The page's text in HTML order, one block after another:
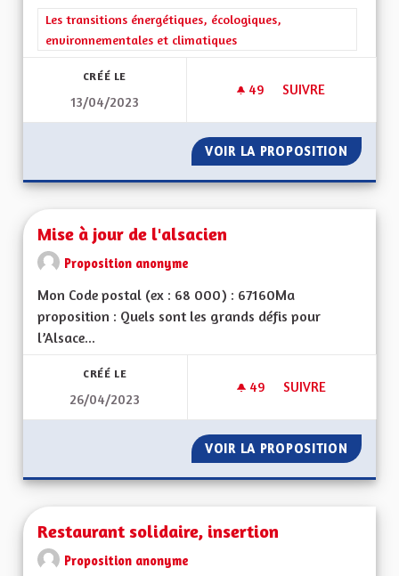
Filtrer les résultats de la catégorie : Les transitions
Les transitions énergétiques, écologiques,
environnementales et climatiques
CRÉÉ LE
13/04/2023
49 49 ABONNÉS
SUIVRE
VOIR LA PROPOSITION LE
Mise à jour de l'alsacien
Proposition anonyme
Mon Code postal (ex : 68 000) : 67160Ma
proposition : Quels sont les grands défis pour
l’Alsace...
CRÉÉ LE
26/04/2023
49 49 ABONNÉS
SUIVRE
VOIR LA PROPOSITION MISE
Restaurant solidaire, insertion
Proposition anonyme